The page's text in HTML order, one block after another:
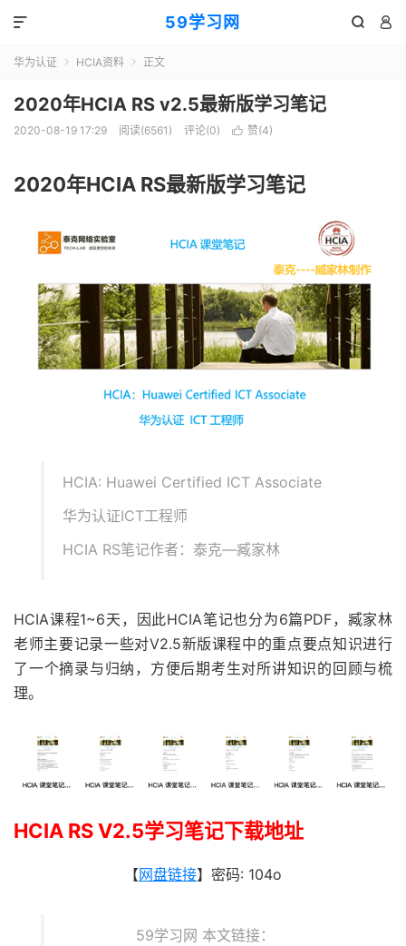
59学习网  

华为认证  HCIA资料  正文
2020年HCIA RS v2.5最新版学习笔记
2020-08-19 17:29 阅读(6561) 评论(0)  赞(4)
2020年HCIA RS最新版学习笔记
HCIA: Huawei Certified ICT Associate
华为认证ICT工程师
HCIA RS笔记作者：泰克—臧家林
HCIA课程1~6天，因此HCIA笔记也分为6篇PDF，臧家林
老师主要记录一些对V2.5新版课程中的重点要点知识进行
了一个摘录与归纳，方便后期考生对所讲知识的回顾与梳
理。
HCIA RS V2.5学习笔记下载地址
【网盘链接】密码: 104o
59学习网 本文链接：